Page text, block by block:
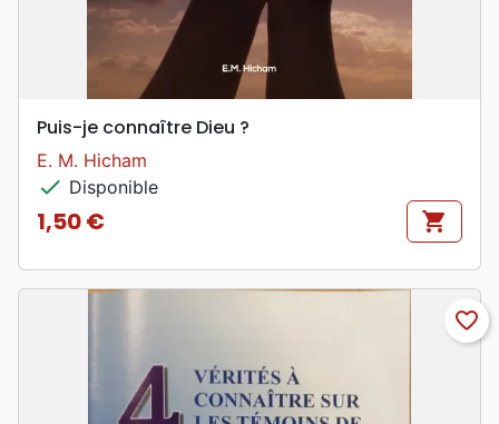
Puis-je connaître Dieu ?
E. M. Hicham
check Disponible
Prix
1,50 € shopping_cart
favorite_border